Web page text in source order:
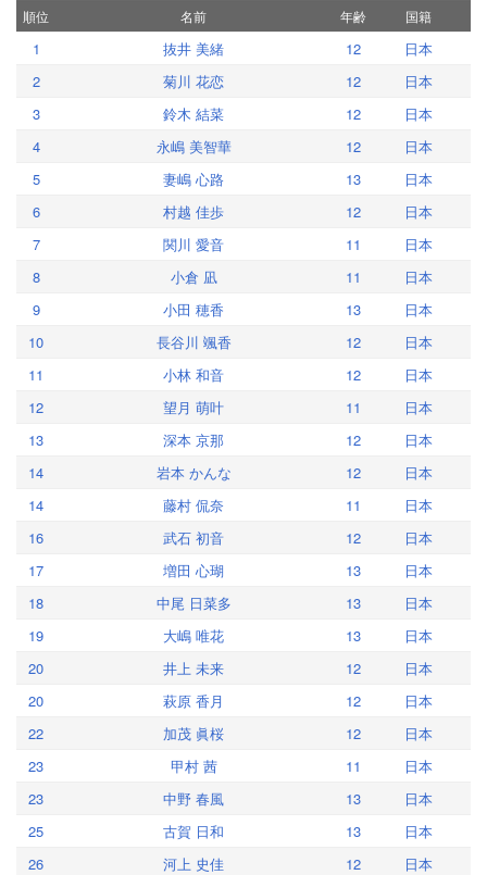
順位 名前 年齢 国籍
1 抜井 美緒 12
日本
2
菊川 花恋 12
日本
3
鈴木 結菜 12
日本
4
永嶋 美智華 12
日本
5
妻嶋 心路 13
日本
6
村越 佳歩 12
日本
7
関川 愛音 11
日本
8
小倉 凪 11
日本
9
小田 穂香 13
日本
10
長谷川 颯香 12
日本
11
小林 和音 12
日本
12
望月 萌叶 11
日本
13
深本 京那 12
日本
14
岩本 かんな 12
日本
14
藤村 侃奈 11
日本
16
武石 初音 12
日本
17
増田 心瑚 13
日本
18
中尾 日菜多 13
日本
19
大嶋 唯花 13
日本
20
井上 未来 12
日本
20
萩原 香月 12
日本
22
加茂 眞桜 12
日本
23
甲村 茜 11
日本
23
中野 春風 13
日本
25
古賀 日和 13
日本
26
河上 史佳 12
日本